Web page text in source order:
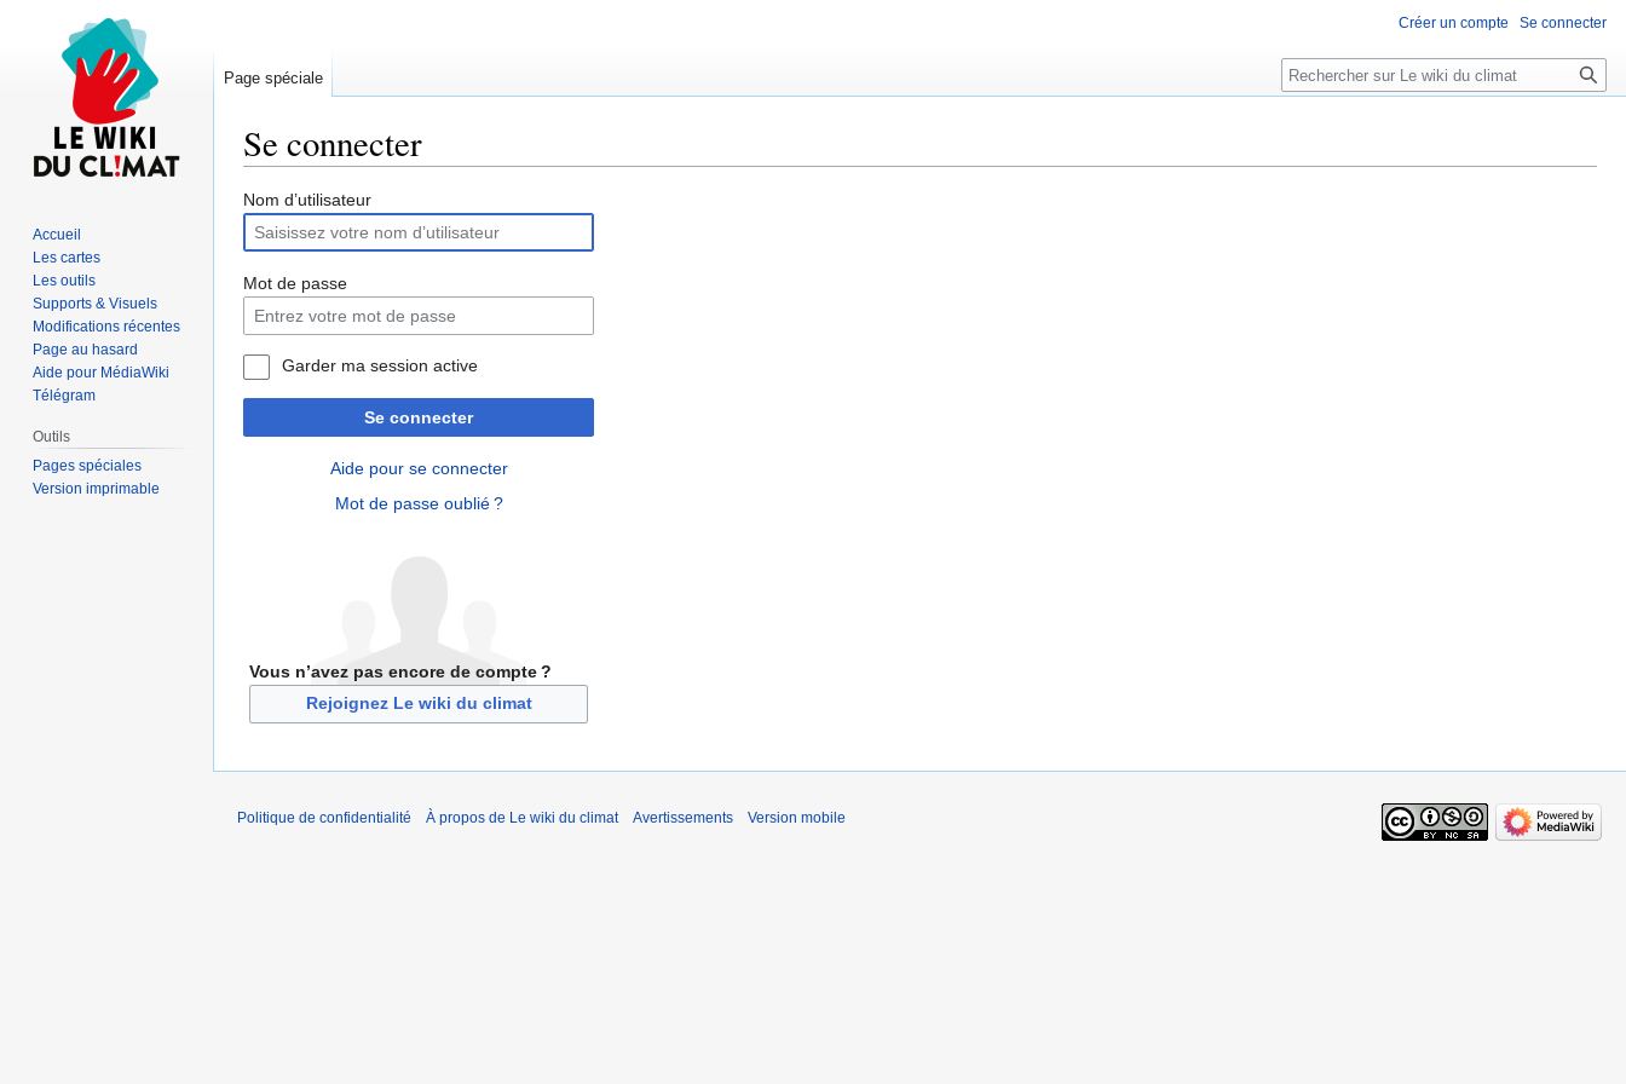
Se connecter
Aller
la
navigation
Aller
la
recherche
Nom d’utilisateur
Mot de passe
Garder ma session active
Se connecter
Aide pour se connecter
Mot de passe oublié ?
Vous n’avez pas encore de compte ?
Rejoignez Le wiki du climat
Créer un compte Se connecter
Page spéciale Rechercher
Accueil
Les cartes
Les outils
Supports & Visuels
Modifications récentes
Page au hasard
Aide pour MédiaWiki
Télégram
Outils
Pages spéciales
Version imprimable
Politique de confidentialité À propos de Le wiki du climat Avertissements Version mobile